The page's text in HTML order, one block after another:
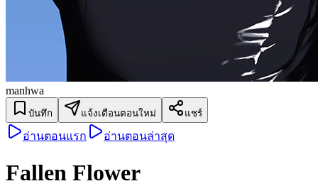
manhwa
บันทึก แจ้งเตือนตอนใหม่ แชร์
อ่านตอนแรก อ่านตอนล่าสุด
Fallen Flower